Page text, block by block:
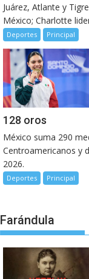
Juárez, Atlante y
México; Charlotte
Deportes Principal
128 oros
México suma 290
Centroamericanos y
2026.
Deportes Principal
Farándula